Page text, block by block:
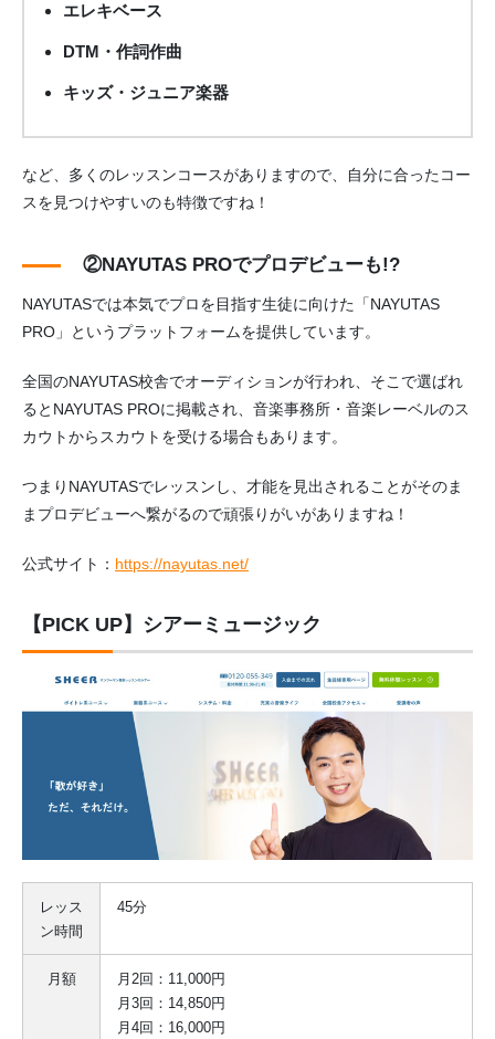
エレキベース
DTM・作詞作曲
キッズ・ジュニア楽器
など、多くのレッスンコースがありますので、自分に合ったコー
スを見つけやすいのも特徴ですね！
②NAYUTAS PROでプロデビューも!?
NAYUTASでは本気でプロを目指す生徒に向けた「NAYUTAS
PRO」というプラットフォームを提供しています。
全国のNAYUTAS校舎でオーディションが行われ、そこで選ばれ
るとNAYUTAS PROに掲載され、音楽事務所・音楽レーベルのス
カウトからスカウトを受ける場合もあります。
つまりNAYUTASでレッスンし、才能を見出されることがそのま
まプロデビューへ繋がるので頑張りがいがありますね！
公式サイト： https://nayutas.net/
【PICK UP】シアーミュージック
レッス
ン時間
45分
月額
月2回：11,000円
月3回：14,850円
月4回：16,000円